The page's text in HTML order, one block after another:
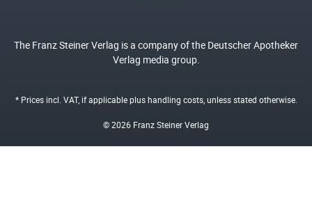
The Franz Steiner Verlag is a company of the Deutscher Apotheker
Verlag media group.
* Prices incl. VAT, if applicable plushandling costs, unless stated otherwise.
© 2026 Franz Steiner Verlag